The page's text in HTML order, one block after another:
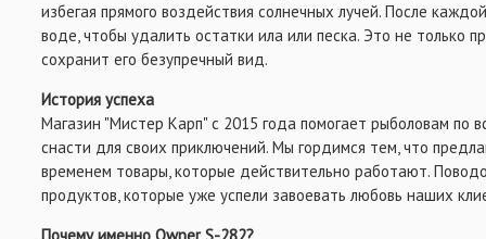
избегая прямого воздействия солнечных лучей. После
воде, чтобы удалить остатки ила или песка. Это не только
сохранит его безупречный вид.
История успеха
Магазин "Мистер Карп" с 2015 года помогает рыболовам по
снасти для своих приключений. Мы гордимся тем, что
временем товары, которые действительно работают.
продуктов, которые уже успели завоевать любовь наших
Почему именно Owner S-282?